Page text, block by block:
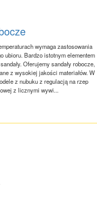
wymaga zastosowania
ubioru. Bardzo istotnym elementem
Oferujemy sandały robocze,
z wysokiej jakości materiałów. W
z nubuku z regulacją na rzep
z licznymi wywi...